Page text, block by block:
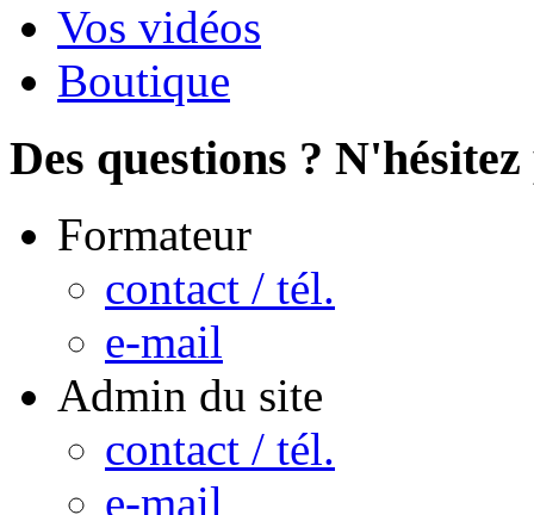
Vos vidéos
Boutique
Des questions ?
Formateur
contact / tél.
e-mail
Admin du site
contact / tél.
e-mail